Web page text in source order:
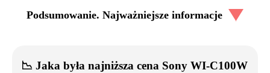
Podsumowanie. Najważniejsze informacje
📉 Jaka była najniższa cena Sony WI-C100W